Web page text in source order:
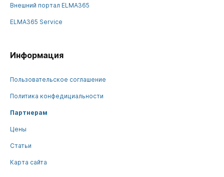
Внешний портал ELMA365
ELMA365 Service
Информация
Пользовательское соглашение
Политика конфедициальности
Партнерам
Цены
Статьи
Карта сайта